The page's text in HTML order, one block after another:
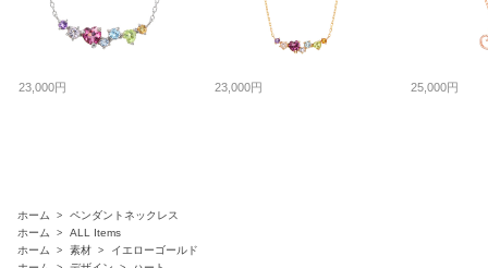
23,000円 23,000円 25,000円
ホーム
ペンダントネックレス
ホーム
ALL Items
ホーム
素材
イエローゴールド